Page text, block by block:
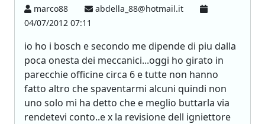
marco88
abdella_88@hotmail.it
04/07/2012 07:11
io ho i bosch e secondo me dipende di piu dalla
poca onesta dei meccanici...oggi ho girato in
parecchie officine circa 6 e tutte non hanno
fatto altro che spaventarmi alcuni quindi non
uno solo mi ha detto che e meglio buttarla via
rendetevi conto..e x la revisione dell igniettore